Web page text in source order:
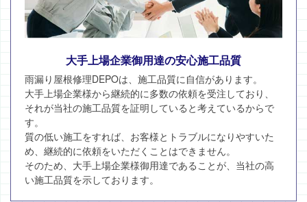
大手上場企業御用達の安心施工品質
雨漏り屋根修理DEPOは、施工品質に自信があります。
大手上場企業様から継続的に多数の依頼を受注しており、
それが当社の施工品質を証明していると考えているからで
す。
質の低い施工をすれば、お客様とトラブルになりやすいた
め、継続的に依頼をいただくことはできません。
そのため、大手上場企業様御用達であることが、当社の高
い施工品質を示しております。